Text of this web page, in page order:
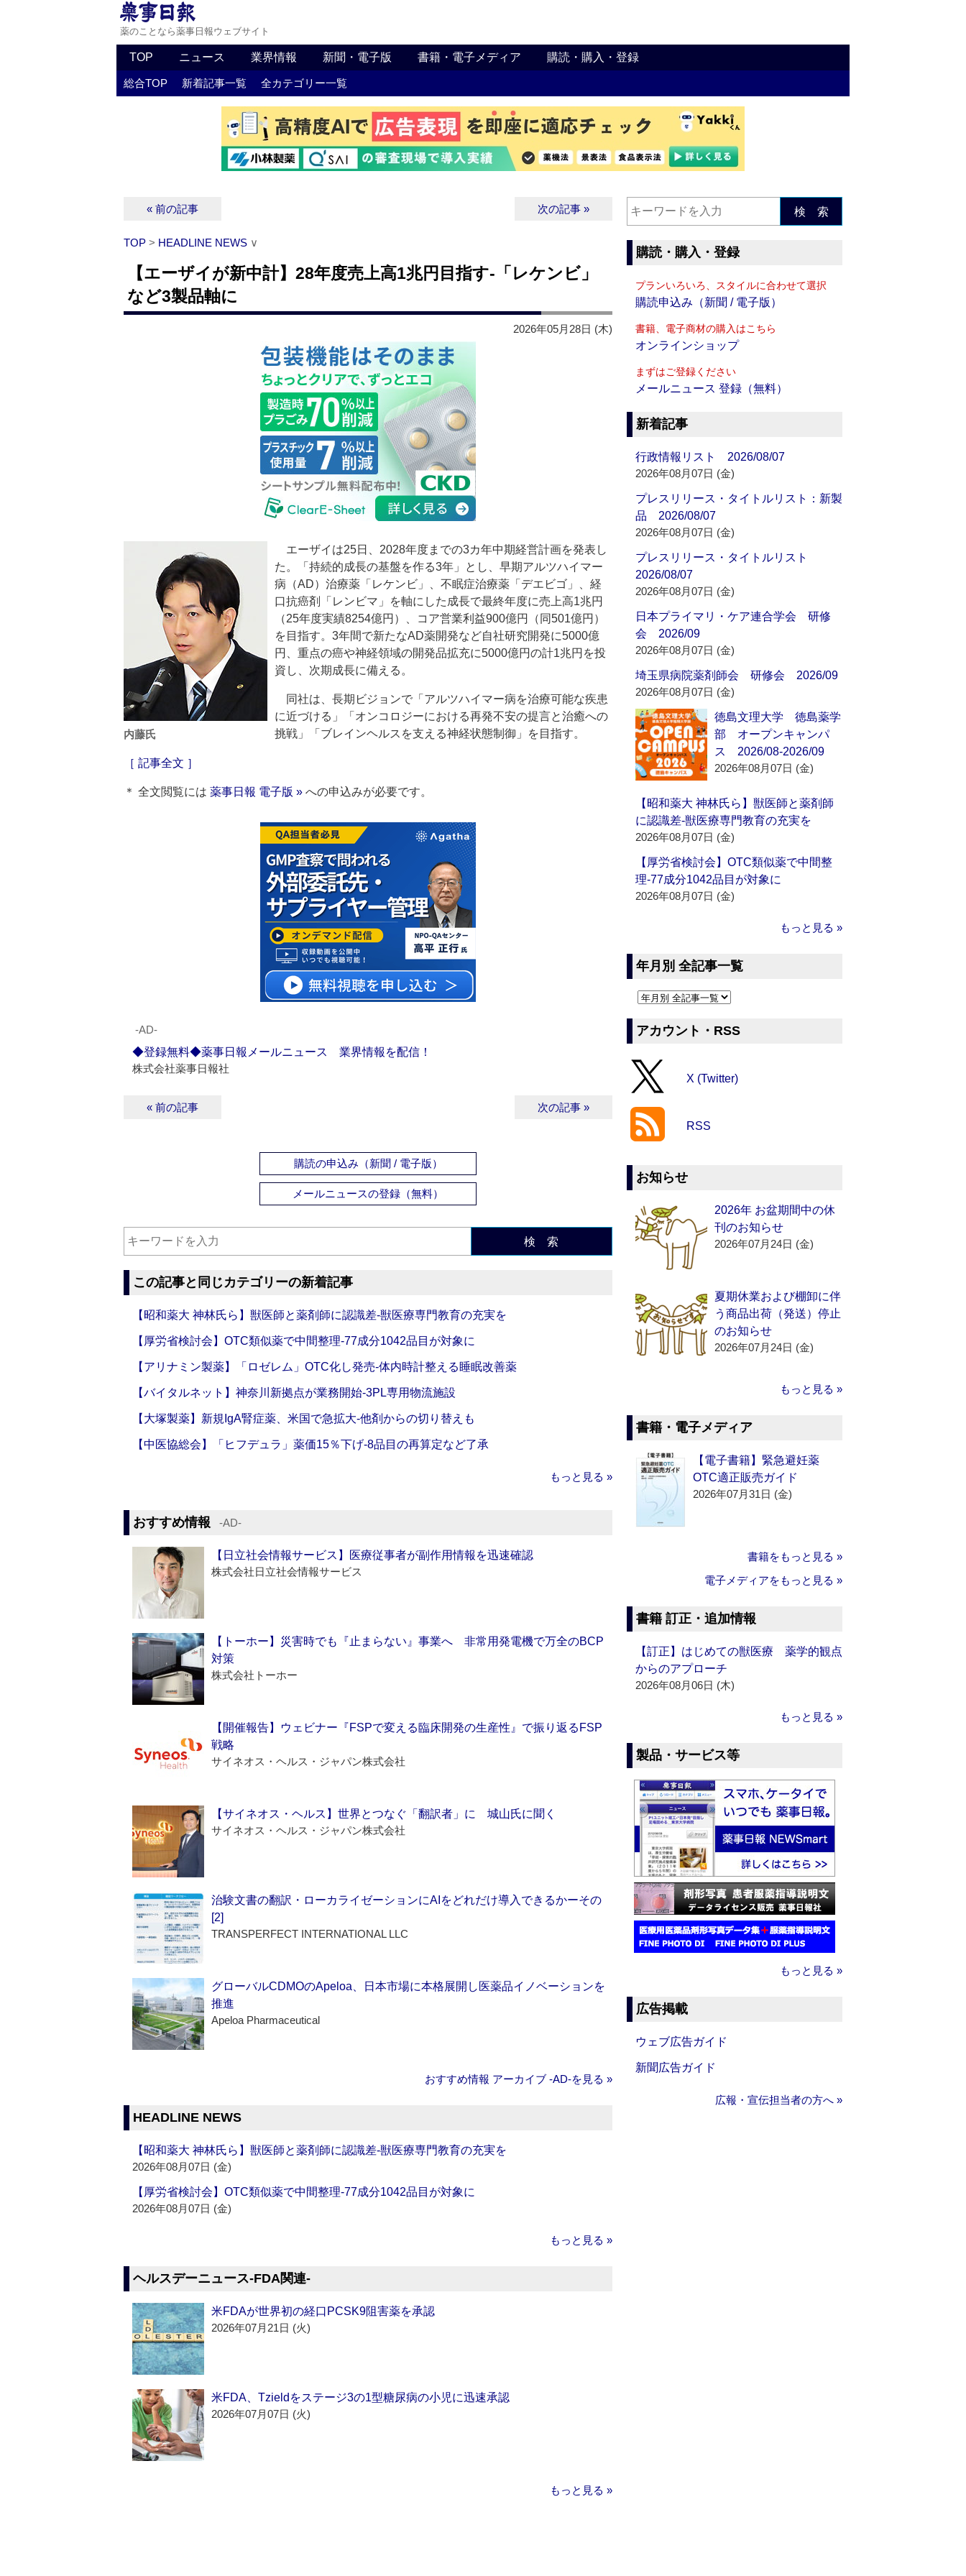
薬のことなら薬事日報ウェブサイト
TOP ニュース 業界情報 新聞・電子版 書籍・電子メディア 購読・購入・登録
総合TOP 新着記事一覧 全カテゴリー一覧
« 前の記事 次の記事 »
TOP > HEADLINE NEWS ∨
【エーザイが新中計】28年度売上高1兆円目指す‐「レケンビ」
など3製品軸に
2026年05月28日 (木)
内藤氏
エーザイは25日、2028年度までの3カ年中期経営計画を発表し
た。「持続的成長の基盤を作る3年」とし、早期アルツハイマー
病（AD）治療薬「レケンビ」、不眠症治療薬「デエビゴ」、経
口抗癌剤「レンビマ」を軸にした成長で最終年度に売上高1兆円
（25年度実績8254億円）、コア営業利益900億円（同501億円）
を目指す。3年間で新たなAD薬開発など自社研究開発に5000億
円、重点の癌や神経領域の開発品拡充に5000億円の計1兆円を投
資し、次期成長に備える。
同社は、長期ビジョンで「アルツハイマー病を治療可能な疾患
に近づける」「オンコロジーにおける再発不安の提言と治癒への
挑戦」「ブレインヘルスを支える神経状態制御」を目指す。
［ 記事全文 ］
＊ 全文閲覧には 薬事日報 電子版 » への申込みが必要です。
‐AD‐
◆登録無料◆薬事日報メールニュース 業界情報を配信！
株式会社薬事日報社
« 前の記事 次の記事 »
購読の申込み（新聞 / 電子版）
メールニュースの登録（無料）
検 索
この記事と同じカテゴリーの新着記事
【昭和薬大 神林氏ら】獣医師と薬剤師に認識差‐獣医療専門教育の充実を
【厚労省検討会】OTC類似薬で中間整理‐77成分1042品目が対象に
【アリナミン製薬】「ロゼレム」OTC化し発売‐体内時計整える睡眠改善薬
【バイタルネット】神奈川新拠点が業務開始‐3PL専用物流施設
【大塚製薬】新規IgA腎症薬、米国で急拡大‐他剤からの切り替えも
【中医協総会】「ヒフデュラ」薬価15％下げ‐8品目の再算定など了承
もっと見る »
おすすめ情報 ‐AD‐
【日立社会情報サービス】医療従事者が副作用情報を迅速確認
株式会社日立社会情報サービス
【トーホー】災害時でも『止まらない』事業へ 非常用発電機で万全のBCP
対策
株式会社トーホー
【開催報告】ウェビナー『FSPで変える臨床開発の生産性』で振り返るFSP
戦略
サイネオス・ヘルス・ジャパン株式会社
【サイネオス・ヘルス】世界とつなぐ「翻訳者」に 城山氏に聞く
サイネオス・ヘルス・ジャパン株式会社
治験文書の翻訳・ローカライゼーションにAIをどれだけ導入できるかーその
[2]
TRANSPERFECT INTERNATIONAL LLC
グローバルCDMOのApeloa、日本市場に本格展開し医薬品イノベーションを
推進
Apeloa Pharmaceutical
おすすめ情報 アーカイブ ‐AD‐を見る »
HEADLINE NEWS
【昭和薬大 神林氏ら】獣医師と薬剤師に認識差‐獣医療専門教育の充実を
2026年08月07日 (金)
【厚労省検討会】OTC類似薬で中間整理‐77成分1042品目が対象に
2026年08月07日 (金)
もっと見る »
ヘルスデーニュース‐FDA関連‐
米FDAが世界初の経口PCSK9阻害薬を承認
2026年07月21日 (火)
米FDA、Tzieldをステージ3の1型糖尿病の小児に迅速承認
2026年07月07日 (火)
もっと見る »
検 索
購読・購入・登録
プランいろいろ、スタイルに合わせて選択
購読申込み（新聞 / 電子版）
書籍、電子商材の購入はこちら
オンラインショップ
まずはご登録ください
メールニュース 登録（無料）
新着記事
行政情報リスト 2026/08/07
2026年08月07日 (金)
プレスリリース・タイトルリスト：新製
品 2026/08/07
2026年08月07日 (金)
プレスリリース・タイトルリスト
2026/08/07
2026年08月07日 (金)
日本プライマリ・ケア連合学会 研修
会 2026/09
2026年08月07日 (金)
埼玉県病院薬剤師会 研修会 2026/09
2026年08月07日 (金)
徳島文理大学 徳島薬学
部 オープンキャンパ
ス 2026/08-2026/09
2026年08月07日 (金)
【昭和薬大 神林氏ら】獣医師と薬剤師
に認識差‐獣医療専門教育の充実を
2026年08月07日 (金)
【厚労省検討会】OTC類似薬で中間整
理‐77成分1042品目が対象に
2026年08月07日 (金)
もっと見る »
年月別 全記事一覧
アカウント・RSS
X (Twitter)
RSS
お知らせ
2026年 お盆期間中の休
刊のお知らせ
2026年07月24日 (金)
夏期休業および棚卸に伴
う商品出荷（発送）停止
のお知らせ
2026年07月24日 (金)
もっと見る »
書籍・電子メディア
【電子書籍】緊急避妊薬
OTC適正販売ガイド
2026年07月31日 (金)
書籍をもっと見る »
電子メディアをもっと見る »
書籍 訂正・追加情報
【訂正】はじめての獣医療 薬学的観点
からのアプローチ
2026年08月06日 (木)
もっと見る »
製品・サービス等
もっと見る »
広告掲載
ウェブ広告ガイド
新聞広告ガイド
広報・宣伝担当者の方へ »